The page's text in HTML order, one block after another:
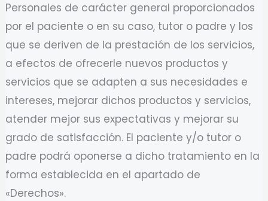
Personales de carácter general proporcionados
por el paciente o en su caso, tutor o padre y los
que se deriven de la prestación de los servicios,
a efectos de ofrecerle nuevos productos y
servicios que se adapten a sus necesidades e
intereses, mejorar dichos productos y servicios,
atender mejor sus expectativas y mejorar su
grado de satisfacción. El paciente y/o tutor o
padre podrá oponerse a dicho tratamiento en la
forma establecida en el apartado de
«Derechos».